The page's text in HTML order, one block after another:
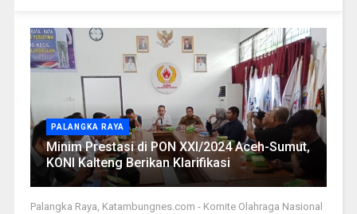
PALANGKA RAYA
Minim Prestasi di PON XXI/2024 Aceh-Sumut,
KONI Kalteng Berikan Klarifikasi
Palangka Raya, Katambungnes.com - Komite Olahraga Nasional